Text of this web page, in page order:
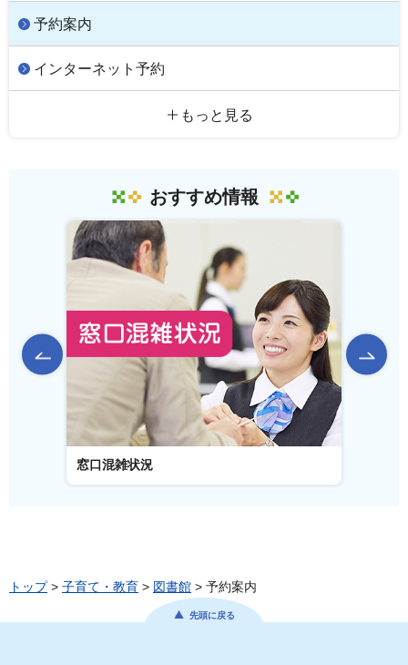
予約案内
インターネット予約
もっと見る
おすすめ情報
前のスライドを表示
窓口混雑状況
トップ> 子育て・教育 > 図書館 > 予約案内
先頭に戻る